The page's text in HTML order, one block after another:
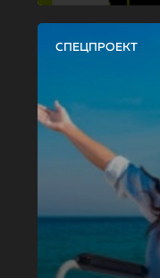
СПЕЦПРОЕКТ